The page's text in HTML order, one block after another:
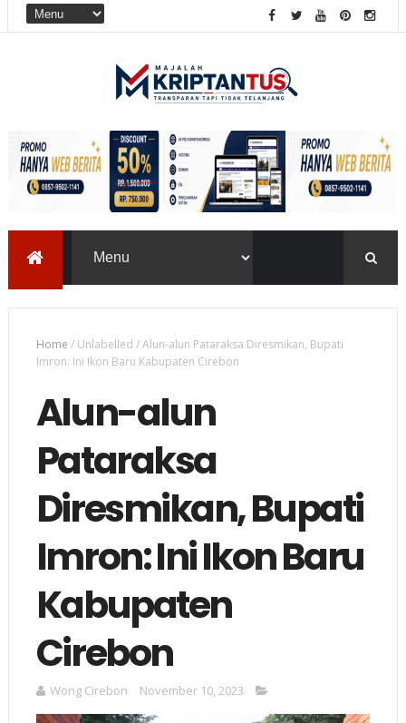
Home /Unlabelled /Alun-alun Pataraksa Diresmikan, Bupati
Imron: Ini Ikon Baru Kabupaten Cirebon
Alun-alun
Pataraksa
Diresmikan, Bupati
Imron: Ini Ikon Baru
Kabupaten
Cirebon
Wong Cirebon November 10, 2023